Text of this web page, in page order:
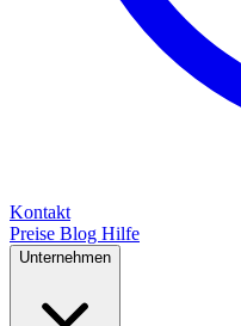
Kontakt
Preise Blog Hilfe
Unternehmen